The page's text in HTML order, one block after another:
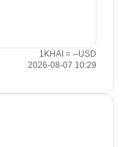
1KHAI = --USD
2026-08-07 10:29